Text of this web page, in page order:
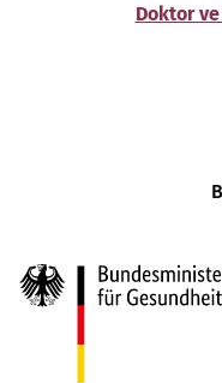
Doktor